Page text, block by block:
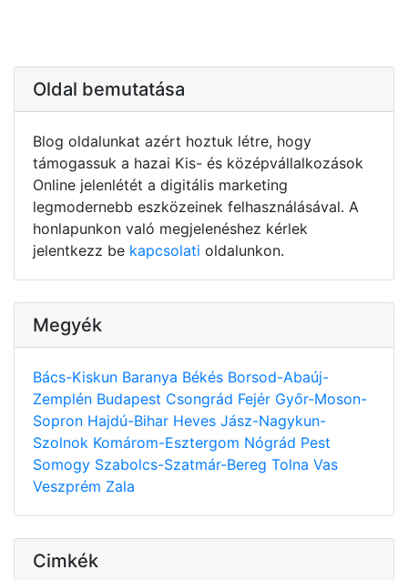
Oldal bemutatása
Blog oldalunkat azért hoztuk létre, hogy
támogassuk a hazai Kis- és középvállalkozások
Online jelenlétét a digitális marketing
legmodernebb eszközeinek felhasználásával. A
honlapunkon való megjelenéshez kérlek
jelentkezz be kapcsolati oldalunkon.
Megyék
Bács-Kiskun Baranya Békés Borsod-Abaúj-
Zemplén Budapest Csongrád Fejér Győr-Moson-
Sopron Hajdú-Bihar Heves Jász-Nagykun-
Szolnok Komárom-Esztergom Nógrád Pest
Somogy Szabolcs-Szatmár-Bereg Tolna Vas
Veszprém Zala
Cimkék